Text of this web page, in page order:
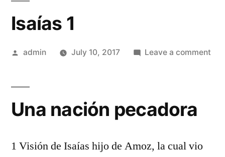
Isaías 1
Posted
admin July 10, 2017 Leave a comment
Una nación pecadora
1 Visión de Isaías hijo de Amoz, la cual vio